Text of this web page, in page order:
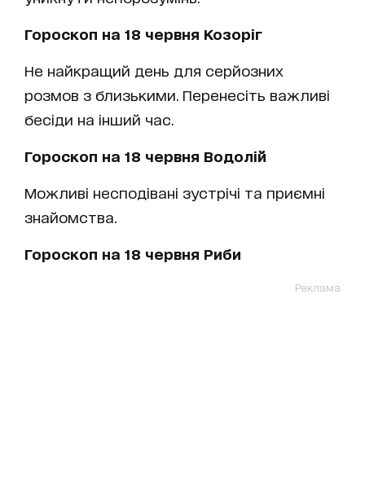
Гороскоп на 18 червня Козоріг
Не найкращий день для серйозних
розмов з близькими. Перенесіть важливі
бесіди на інший час.
Гороскоп на 18 червня Водолій
Можливі несподівані зустрічі та приємні
знайомства.
Гороскоп на 18 червня Риби
Реклама